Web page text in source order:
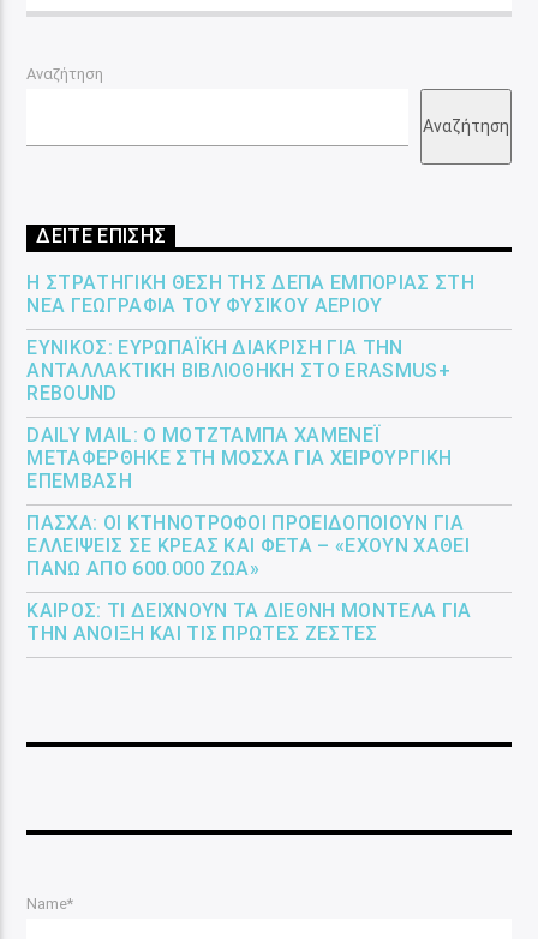
Αναζήτηση
Αναζήτηση
ΔΕΙΤΕ ΕΠΙΣΗΣ
Η ΣΤΡΑΤΗΓΙΚΉ ΘΈΣΗ ΤΗΣ ΔΕΠΑ ΕΜΠΟΡΊΑΣ ΣΤΗ
ΝΈΑ ΓΕΩΓΡΑΦΊΑ ΤΟΥ ΦΥΣΙΚΟΎ ΑΕΡΊΟΥ
ΕΎΝΙΚΟΣ: ΕΥΡΩΠΑΪΚΉ ΔΙΆΚΡΙΣΗ ΓΙΑ ΤΗΝ
ΑΝΤΑΛΛΑΚΤΙΚΉ ΒΙΒΛΙΟΘΉΚΗ ΣΤΟ ERASMUS+
REBOUND
DAILY MAIL: Ο ΜΟΤΖΤΆΜΠΑ ΧΑΜΕΝΕΪ́
ΜΕΤΑΦΈΡΘΗΚΕ ΣΤΗ ΜΌΣΧΑ ΓΙΑ ΧΕΙΡΟΥΡΓΙΚΉ
ΕΠΈΜΒΑΣΗ
ΠΆΣΧΑ: ΟΙ ΚΤΗΝΟΤΡΌΦΟΙ ΠΡΟΕΙΔΟΠΟΙΟΎΝ ΓΙΑ
ΕΛΛΕΊΨΕΙΣ ΣΕ ΚΡΈΑΣ ΚΑΙ ΦΈΤΑ – «ΈΧΟΥΝ ΧΑΘΕΊ
ΠΆΝΩ ΑΠΌ 600.000 ΖΏΑ»
ΚΑΙΡΌΣ: ΤΙ ΔΕΊΧΝΟΥΝ ΤΑ ΔΙΕΘΝΉ ΜΟΝΤΈΛΑ ΓΙΑ
ΤΗΝ ΆΝΟΙΞΗ ΚΑΙ ΤΙΣ ΠΡΏΤΕΣ ΖΈΣΤΕΣ
Name*